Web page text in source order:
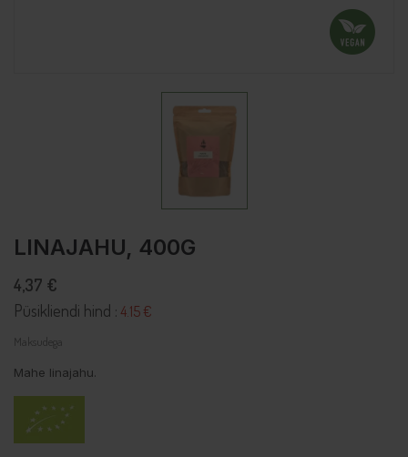
LINAJAHU, 400G
4,37 €
Püsikliendi hind : 4.15 €
Maksudega
Mahe linajahu.